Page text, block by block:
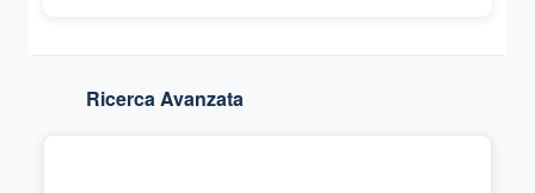
Ricerca Avanzata